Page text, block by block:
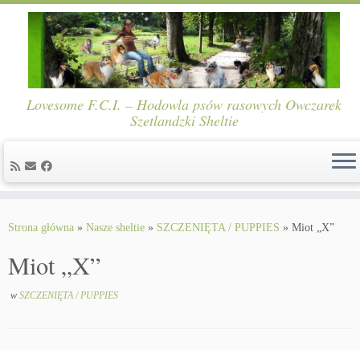
Lovesome F.C.I. – Hodowla psów rasowych Owczarek
Szetlandzki Sheltie
Strona główna » Nasze sheltie » SZCZENIĘTA / PUPPIES » Miot „X”
Miot „X”
w SZCZENIĘTA / PUPPIES